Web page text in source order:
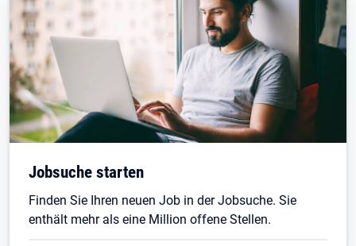
Jobsuche starten
Finden Sie Ihren neuen Job in der Jobsuche. Sie
enthält mehr als eine Million offene Stellen.